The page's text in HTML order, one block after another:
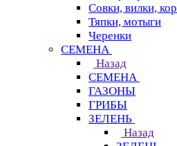
Совки, вилки,
Тяпки, мотыги
Черенки
СЕМЕНА
Назад
СЕМЕНА
ГАЗОНЫ
ГРИБЫ
ЗЕЛЕНЬ
Назад